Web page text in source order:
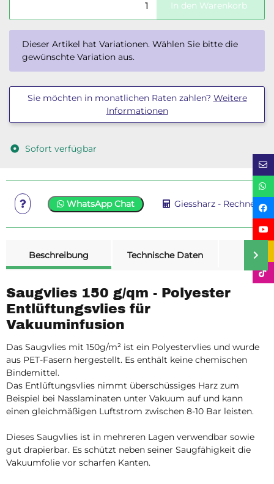
In den Warenkorb
x
Dieser Artikel hat Variationen. Wählen Sie bitte die
gewünschte Variation aus.
Sie möchten in monatlichen Raten zahlen? Weitere
Informationen
Sofort verfügbar
WhatsApp Chat Giessharz - Rechner
Beschreibung
Technische Daten
Saugvlies 150 g/qm - Polyester
Entlüftungsvlies für
Vakuuminfusion
Das Saugvlies mit 150g/m² ist ein Polyestervlies und wurde
aus PET-Fasern hergestellt. Es enthält keine chemischen
Bindemittel.
Das Entlüftungsvlies nimmt überschüssiges Harz zum
Beispiel bei Nasslaminaten unter Vakuum auf und kann
einen gleichmäßigen Luftstrom zwischen 8-10 Bar leisten.
Dieses Saugvlies ist in mehreren Lagen verwendbar sowie
gut drapierbar. Es schützt neben seiner Saugfähigkeit die
Vakuumfolie vor scharfen Kanten.